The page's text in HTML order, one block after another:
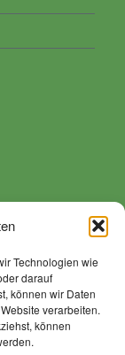
Technologien wie
darauf
können wir Daten
verarbeiten.
können
in den